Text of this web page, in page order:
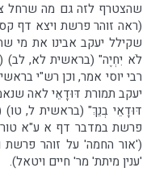
שהצטרף לזה גם מה שרחל
(ראה זוהר פרשת ויצא דף
שקילל יעקב אבינו את מי
לֹא יִחְיֶה" (בראשית לא,
רבי יוסי אמר, וכן רש"י
יעקב תמורת דּוּדָאֵי לאה
דּוּדָאֵי בְנֵךְ" (בראשית ל,
פרשת במדבר דף א ע"א טור
('אור החמה' על זוהר
'ענין מיתת' מר' חיים ויטאל).